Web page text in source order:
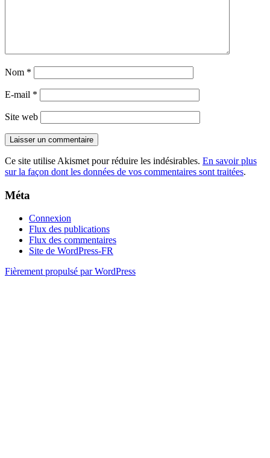
Nom *
E-mail *
Site web
Ce site utilise Akismet pour réduire les indésirables. En savoir plus
sur la façon dont les données de vos commentaires sont traitées.
Méta
Connexion
Flux des publications
Flux des commentaires
Site de WordPress-FR
Fièrement propulsé par WordPress